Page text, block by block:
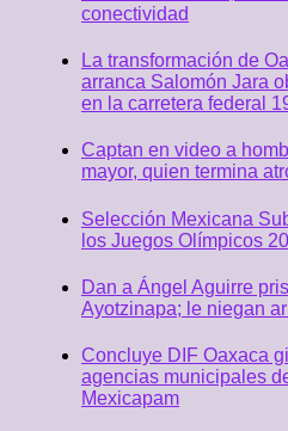
conectividad
La transformación de
arranca Salomón Jara
en la carretera federal
Captan en video a
mayor, quien termina
Selección Mexicana
los Juegos Olímpicos
Dan a Ángel Aguirre
Ayotzinapa; le niegan
Concluye DIF Oaxaca
agencias municipales
Mexicapam